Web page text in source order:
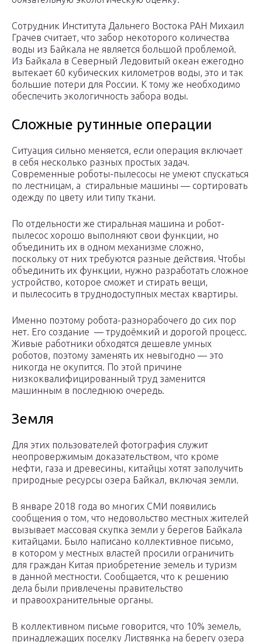
Сотрудник Института Дальнего Востока РАН Михаил
Грачев считает, что забор некоторого количества
воды из Байкала не является большой проблемой.
Из Байкала в Северный Ледовитый океан ежегодно
вытекает 60 кубических километров воды, это и так
большие потери для России. К тому же необходимо
обеспечить экологичность забора воды.
Сложные рутинные операции
Ситуация сильно меняется, если операция включает
в себя несколько разных простых задач.
Современные роботы-пылесосы не умеют спускаться
по лестницам, а стиральные машины — сортировать
одежду по цвету или типу ткани.
По отдельности же стиральная машина и робот-
пылесос хорошо выполняют свои функции, но
объединить их в одном механизме сложно,
поскольку от них требуются разные действия. Чтобы
объединить их функции, нужно разработать сложное
устройство, которое сможет и стирать вещи,
и пылесосить в труднодоступных местах квартиры.
Именно поэтому робота-разнорабочего до сих пор
нет. Его создание — трудоёмкий и дорогой процесс.
Живые работники обходятся дешевле умных
роботов, поэтому заменять их невыгодно — это
никогда не окупится. По этой причине
низкоквалифицированный труд заменится
машинным в последнюю очередь.
Земля
Для этих пользователей фотография служит
неопровержимым доказательством, что кроме
нефти, газа и древесины, китайцы хотят заполучить
природные ресурсы озера Байкал, включая земли.
В январе 2018 года во многих СМИ появились
сообщения о том, что недовольство местных жителей
вызывает массовая скупка земли у берегов Байкала
китайцами. Было написано коллективное письмо,
в котором у местных властей просили ограничить
для граждан Китая приобретение земель и туризм
в данной местности. Сообщается, что к решению
дела были привлечены правительство
и правоохранительные органы.
В коллективном письме говорится, что 10% земель,
принадлежащих поселку Листвянка на берегу озера